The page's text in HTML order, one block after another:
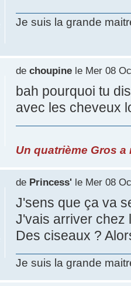
Je suis la grande
de choupinele Mer 08
bah pourquoi tu
avec les cheveux
Un quatrième Gros
de Princess'le Mer 08
J'sens que ça va
J'vais arriver chez
Des ciseaux ?
Je suis la grande